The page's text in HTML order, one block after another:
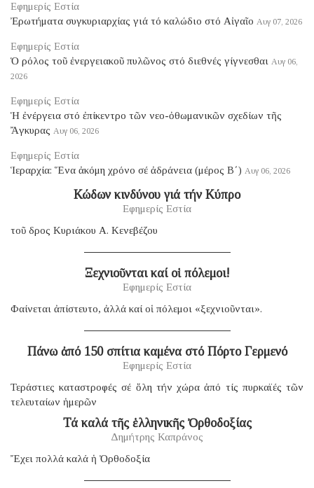
Εφημερίς Εστία
Ἐρωτήματα συγκυριαρχίας γιά τό καλώδιο στό Αἰγαῖο Αυγ 07, 2026
Εφημερίς Εστία
Ὁ ρόλος τοῦ ἐνεργειακοῦ πυλῶνος στό διεθνές γίγνεσθαι Αυγ 06,
2026
Εφημερίς Εστία
Ἡ ἐνέργεια στό ἐπίκεντρο τῶν νεο-ὀθωμανικῶν σχεδίων τῆς
Ἄγκυρας Αυγ 06, 2026
Εφημερίς Εστία
Ἱεραρχία: Ἕνα ἀκόμη χρόνο σέ ἀδράνεια (μέρος B΄) Αυγ 06, 2026
Κώδων κινδύνου γιά τήν Κύπρο
Εφημερίς Εστία
τοῦ δρος Κυριάκου Α. Κενεβέζου
Ξεχνιοῦνται καί οἱ πόλεμοι!
Εφημερίς Εστία
Φαίνεται ἀπίστευτο, ἀλλά καί οἱ πόλεμοι «ξεχνιοῦνται».
Πάνω ἀπό 150 σπίτια καμένα στό Πόρτο Γερμενό
Εφημερίς Εστία
Τεράστιες καταστροφές σέ ὅλη τήν χώρα ἀπό τίς πυρκαϊές τῶν
τελευταίων ἡμερῶν
Τά καλά τῆς ἑλληνικῆς Ὀρθοδοξίας
Δημήτρης Καπράνος
Ἔχει πολλά καλά ἡ Ὀρθοδοξία